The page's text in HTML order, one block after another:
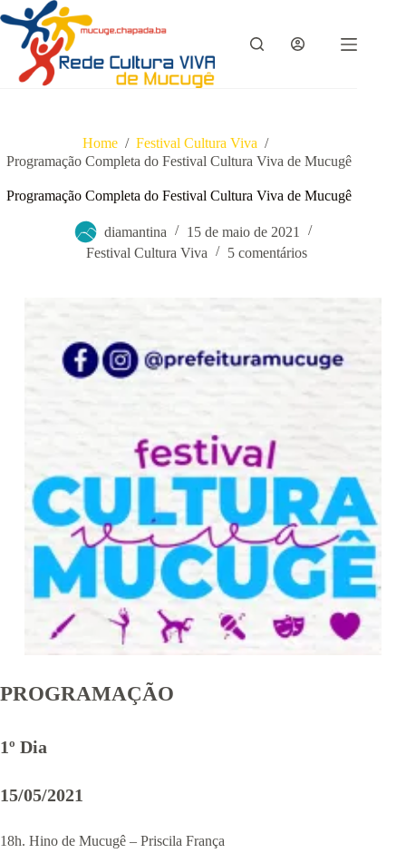
Pular
para
conteúdo
Home / Festival Cultura Viva /
Programação Completa do Festival Cultura Viva de Mucugê
Programação Completa do Festival Cultura Viva de Mucugê
diamantina
15 de maio de 2021
Festival Cultura Viva
5 comentários
PROGRAMAÇÃO
1º Dia
15/05/2021
18h. Hino de Mucugê – Priscila França